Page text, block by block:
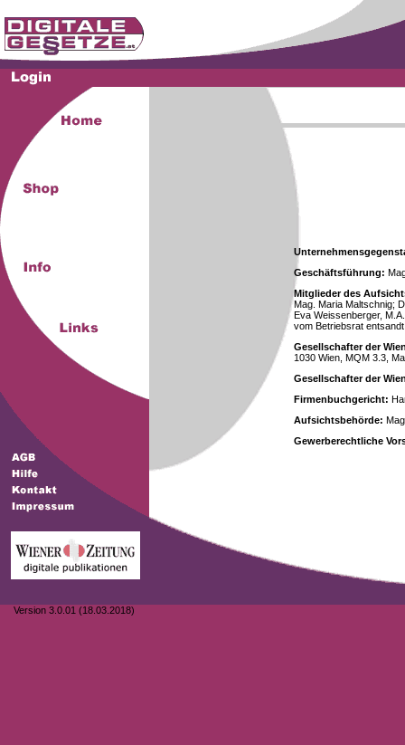
Version 3.0.01 (18.03.2018)
Geschäftsführung:
Mitglieder des
Mag. Maria Maltschnig;
Eva Weissenberger,
vom Betriebsrat
Gesellschafter der
1030 Wien, MQM 3.3,
Gesellschafter der
Firmenbuchgericht:
Aufsichtsbehörde:
Gewerberechtliche